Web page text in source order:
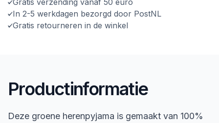
In 2-5 werkdagen bezorgd door PostNL
Gratis retourneren in de winkel
Productinformatie
Deze groene herenpyjama is gemaakt van 100%